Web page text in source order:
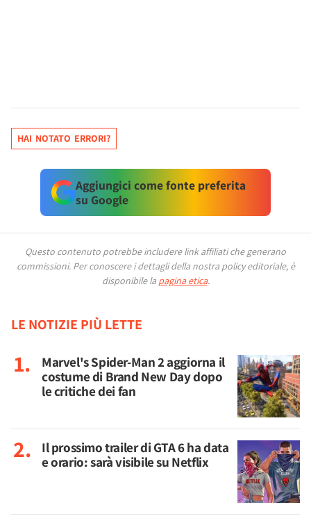
HAI NOTATO ERRORI?
Aggiungici come fonte preferita
su Google
Questo contenuto potrebbe includere link affiliati che generano
commissioni. Per conoscere i dettagli della nostra policy editoriale, è
disponibile la pagina etica.
LE NOTIZIE PIÙ LETTE
Marvel's Spider-Man 2 aggiorna il
costume di Brand New Day dopo
le critiche dei fan
Il prossimo trailer di GTA 6 ha data
e orario: sarà visibile su Netflix